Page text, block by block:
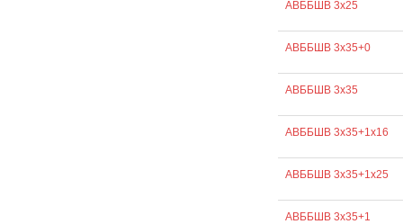
АВББШВ 3х25
АВББШВ 3х35+0
АВББШВ 3х35
АВББШВ 3х35+1х16
АВББШВ 3х35+1х25
АВББШВ 3х35+1